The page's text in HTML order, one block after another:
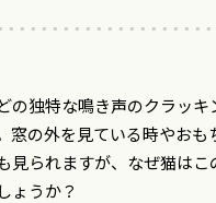
の独特な鳴き声のクラッ
窓の外を見ている時やおも
見られますが、なぜ猫はこ
ょうか？